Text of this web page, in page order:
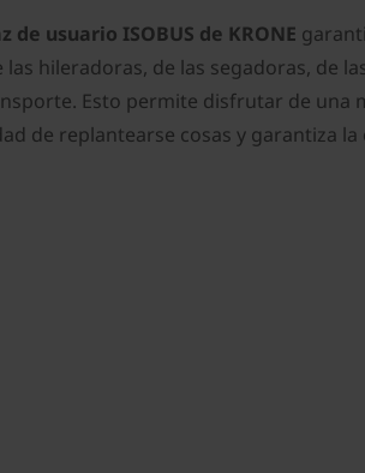
de usuario ISOBUS de KRONE
hileradoras, de las segadoras, de
Esto permite disfrutar de una
de replantearse cosas y garantiza